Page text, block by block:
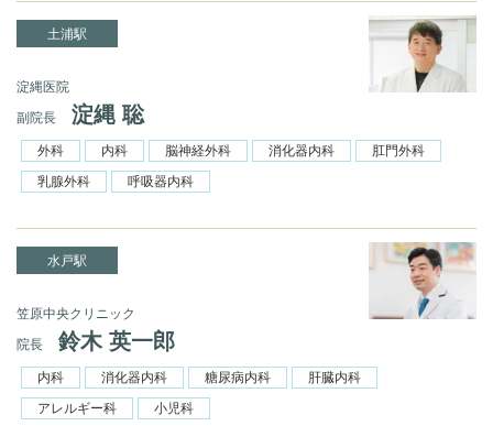
土浦駅
淀縄医院
副院長
淀縄 聡
外科 内科 脳神経外科 消化器内科
肛門外科
乳腺外科
呼吸器内科
水戸駅
笠原中央クリニック
院長
鈴木 英一郎
内科 消化器内科 糖尿病内科
肝臓内科
アレルギー科
小児科